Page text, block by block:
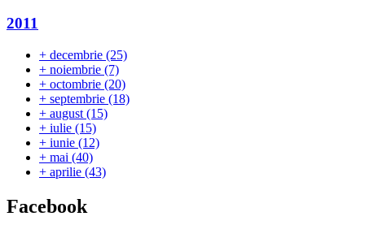
2011
+ decembrie (25)
+ noiembrie (7)
+ octombrie (20)
+ septembrie (18)
+ august (15)
+ iulie (15)
+ iunie (12)
+ mai (40)
+ aprilie (43)
Facebook